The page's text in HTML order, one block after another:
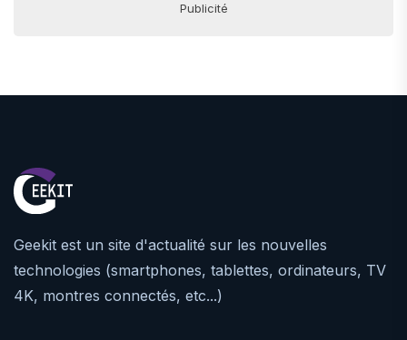
Publicité
Geekit est un site d'actualité sur les nouvelles
technologies (smartphones, tablettes, ordinateurs, TV
4K, montres connectés, etc...)